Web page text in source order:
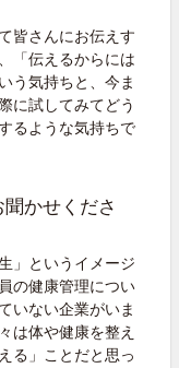
皆さんにお伝えす
「伝えるからには
う気持ちと、今ま
に試してみてどう
るような気持ちで
かせくださ
」というイメージ
の健康管理につい
いない企業がいま
は体や健康を整え
る」ことだと思っ